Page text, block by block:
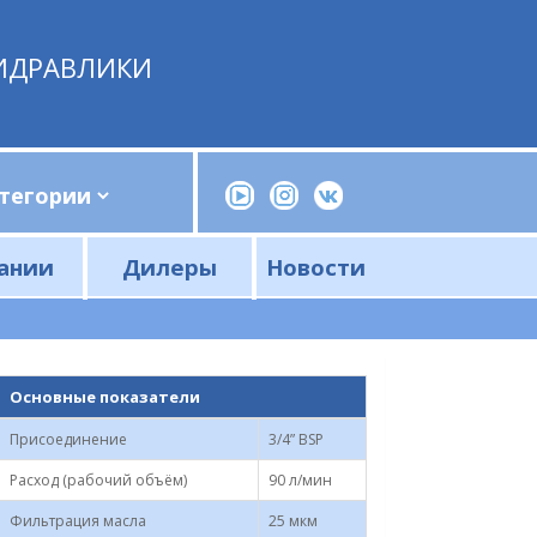
Дилеры Новости
Основные показатели
Присоединение
3/4” BSP
Расход (рабочий объём)
90 л/мин
Фильтрация масла
25 мкм